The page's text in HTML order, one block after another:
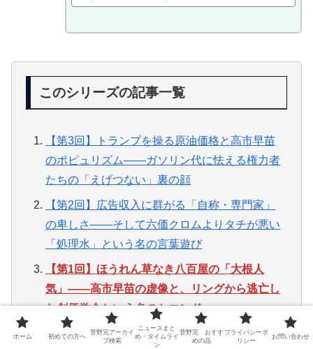
このシリーズの記事一覧
【第3回】トランプを操る原油価格と高市早苗
のポピュリズム——ガソリン代に怯える権力者
たちの「えげつない」裏の顔
【第2回】広告収入に群がる「自称・専門家」
の卑しさ——そして六価クロムよりタチが悪い
「処理水」という名の言葉遊び
【第1回】ほうれん草なき八百屋の「大根人
気」——高市早苗の虚像と、リングから逃亡し
た創価学会という名のセコンド
ホーム 初めての方へ
菅野完アーカイ
ブ検索
ニュースまと
め・タイムライ
ン
菅野完 おすす
めの品
プライバシーポ
リシー
お問い合わせ